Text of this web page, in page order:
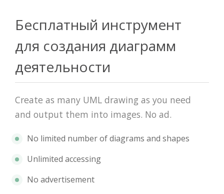
Бесплатный инструмент
для создания диаграмм
деятельности
Create as many UML drawing as you need
and output them into images. No ad.
No limited number of diagrams and shapes
Unlimited accessing
No advertisement